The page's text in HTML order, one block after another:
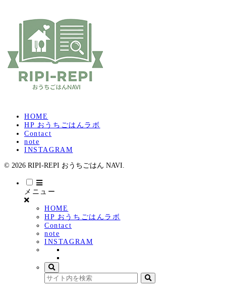
HOME
HP おうちごはんラボ
Contact
note
INSTAGRAM
© 2026 RIPI-REPI おうちごはん NAVI.
メニュー
HOME
HP おうちごはんラボ
Contact
note
INSTAGRAM